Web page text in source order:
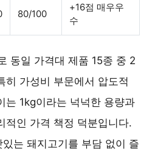
80/100
+16점 매우우
수
동일 가격대 제품 15종 중 2
히 가성비 부문에서 압도적
는 1kg이라는 넉넉한 용량과
적인 가격 책정 덕분입니다.
는 돼지고기를 부담 없이 즐